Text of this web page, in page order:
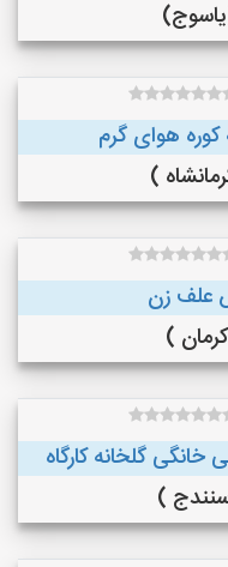
کوره هوای گرم
علف زن
گلخانه کارگاه